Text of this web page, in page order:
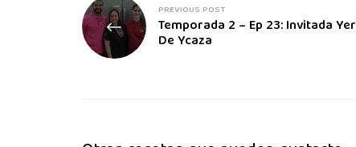
PREVIOUS POST
Temporada 2 – Ep 23: Invitada
De Ycaza